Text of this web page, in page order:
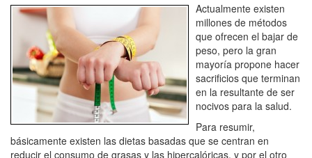
Actualmente existen
millones de métodos
que ofrecen el bajar de
peso, pero la gran
mayoría propone hacer
sacrificios que terminan
en la resultante de ser
nocivos para la salud.
Para resumir,
básicamente existen las dietas basadas que se centran en
reducir el consumo de grasas y las hipercalóricas, y por el otro